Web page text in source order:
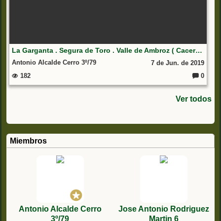
La Garganta . Segura de Toro . Valle de Ambroz ( Caceres )
Antonio Alcalde Cerro 3º/79
7 de Jun. de 2019
182
o
e
s:
0
Ver todos
Miembros
Antonio Alcalde Cerro
3º/79
Jose Antonio Rodriguez
Martin 6